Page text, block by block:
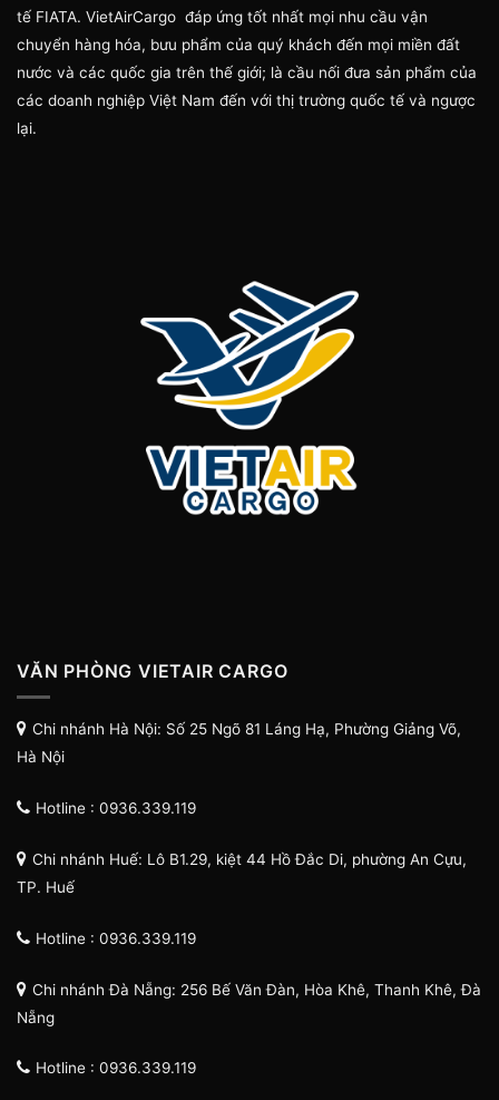
tế FIATA. VietAirCargo đáp ứng tốt nhất mọi nhu cầu vận
chuyển hàng hóa, bưu phẩm của quý khách đến mọi miền đất
nước và các quốc gia trên thế giới; là cầu nối đưa sản phẩm của
các doanh nghiệp Việt Nam đến với thị trường quốc tế và ngược
lại.
VĂN PHÒNG VIETAIR CARGO
Chi nhánh Hà Nội: Số 25 Ngõ 81 Láng Hạ, Phường Giảng Võ,
Hà Nội
Hotline : 0936.339.119
Chi nhánh Huế: Lô B1.29, kiệt 44 Hồ Đắc Di, phường An Cựu,
TP. Huế
Hotline : 0936.339.119
Chi nhánh Đà Nẵng: 256 Bế Văn Đàn, Hòa Khê, Thanh Khê, Đà
Nẵng
Hotline : 0936.339.119